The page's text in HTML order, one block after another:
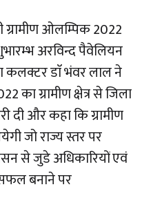
ग्रामीण ओलम्पिक 2022
अरविन्द पैवेलियन
कलक्टर डाॅ भंवर लाल ने
का ग्रामीण क्षेत्र से जिला
दी और कहा कि ग्रामीण
जो राज्य स्तर पर
से जुडे अधिकारियों एवं
बनाने पर